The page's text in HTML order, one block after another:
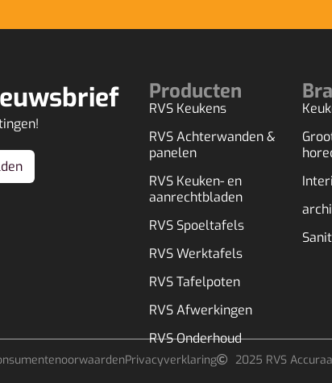
Producten
RVS Keukens
RVS Achterwanden &
panelen
RVS Keuken- en
aanrechtbladen
RVS Spoeltafels
RVS Werktafels
RVS Tafelpoten
RVS Afwerkingen
RVS Onderhoud
Privacyverklaring 2025 RVS